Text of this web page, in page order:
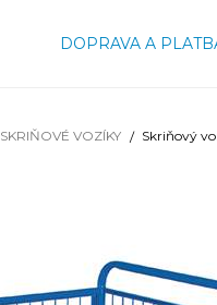
DOPRAVA A
SKRIŇOVÉ VOZÍKY Skriňový